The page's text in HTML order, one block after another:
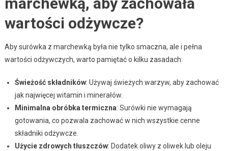
wartości odżywcze?
Aby surówka z marchewką była nie tylko smaczna, ale i pełna
wartości odżywczych, warto pamiętać o kilku zasadach:
Świeżość składników: Używaj świeżych warzyw, aby zachować
jak najwięcej witamin i minerałów.
Minimalna obróbka termiczna: Surówki nie wymagają
gotowania, co pozwala zachować w nich wszystkie cenne
składniki odżywcze.
Użycie zdrowych tłuszczów: Dodatek oliwy z oliwek lub oleju